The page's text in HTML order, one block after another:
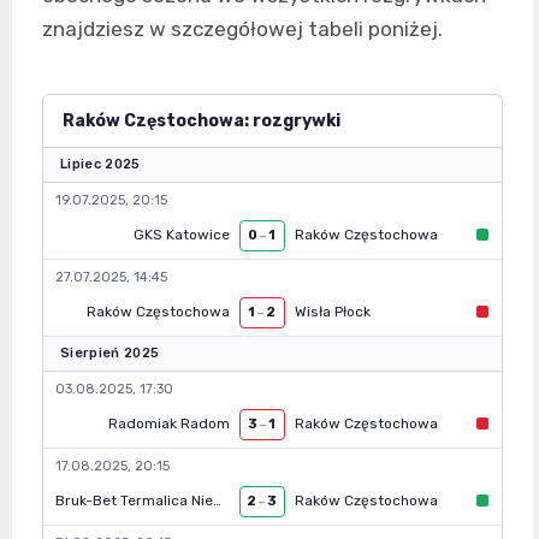
znajdziesz w szczegółowej tabeli poniżej.
Raków Częstochowa: rozgrywki
Lipiec 2025
19.07.2025, 20:15
GKS Katowice 0 –1 Raków Częstochowa
27.07.2025, 14:45
Raków Częstochowa 1 – 2 Wisła Płock
Sierpień 2025
03.08.2025, 17:30
Radomiak Radom 3 –1 Raków Częstochowa
17.08.2025, 20:15
2 –3 Raków Częstochowa